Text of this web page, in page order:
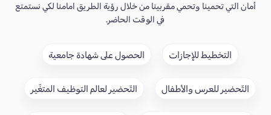
أمان التي تحمينا وتحمي مقربينا من خلال رؤية الطريق امامنا لكي نستمتع
في الوقت الحاضر.
التخطيط للإجازات الحصول على شهادة جامعية
التّحضير للعرس والأطفال التّحضير لعالم التوظيف المتغّير